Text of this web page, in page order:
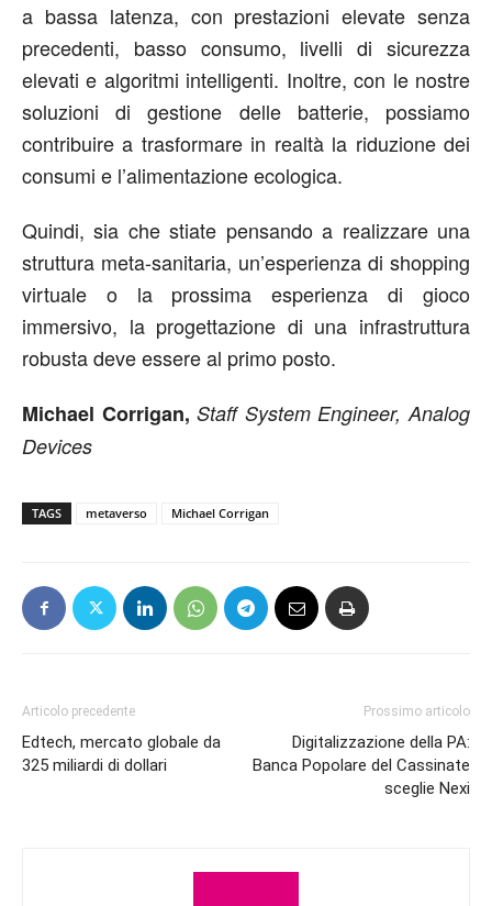
a bassa latenza, con prestazioni elevate senza
precedenti, basso consumo, livelli di sicurezza
elevati e algoritmi intelligenti. Inoltre, con le nostre
soluzioni di gestione delle batterie, possiamo
contribuire a trasformare in realtà la riduzione dei
consumi e l’alimentazione ecologica.
Quindi, sia che stiate pensando a realizzare una
struttura meta-sanitaria, un’esperienza di shopping
virtuale o la prossima esperienza di gioco
immersivo, la progettazione di una infrastruttura
robusta deve essere al primo posto.
Michael Corrigan, Staff System Engineer,Analog
Devices
TAGS metaverso Michael Corrigan
Articolo precedente
Edtech, mercato globale da
325 miliardi di dollari
Prossimo articolo
Digitalizzazione della PA:
Banca Popolare del Cassinate
sceglie Nexi